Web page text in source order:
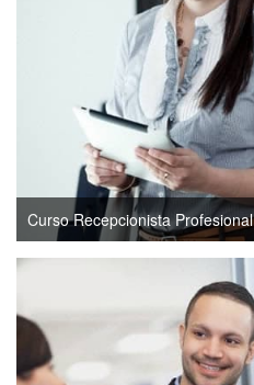
Curso Recepcionista Profesional